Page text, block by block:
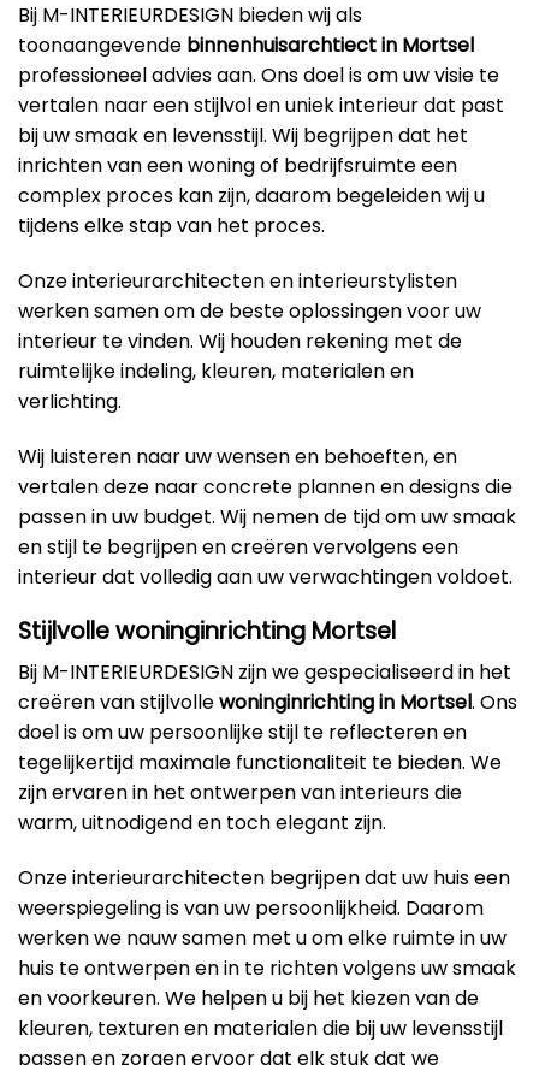
Bij M-INTERIEURDESIGN bieden wij als
toonaangevende binnenhuisarchtiect in Mortsel
professioneel advies aan. Ons doel is om uw visie te
vertalen naar een stijlvol en uniek interieur dat past
bij uw smaak en levensstijl. Wij begrijpen dat het
inrichten van een woning of bedrijfsruimte een
complex proces kan zijn, daarom begeleiden wij u
tijdens elke stap van het proces.
Onze interieurarchitecten en interieurstylisten
werken samen om de beste oplossingen voor uw
interieur te vinden. Wij houden rekening met de
ruimtelijke indeling, kleuren, materialen en
verlichting.
Wij luisteren naar uw wensen en behoeften, en
vertalen deze naar concrete plannen en designs die
passen in uw budget. Wij nemen de tijd om uw smaak
en stijl te begrijpen en creëren vervolgens een
interieur dat volledig aan uw verwachtingen voldoet.
Stijlvolle woninginrichting Mortsel
Bij M-INTERIEURDESIGN zijn we gespecialiseerd in het
creëren van stijlvollewoninginrichting in Mortsel. Ons
doel is om uw persoonlijke stijl te reflecteren en
tegelijkertijd maximale functionaliteit te bieden. We
zijn ervaren in het ontwerpen van interieurs die
warm, uitnodigend en toch elegant zijn.
Onze interieurarchitecten begrijpen dat uw huis een
weerspiegeling is van uw persoonlijkheid. Daarom
werken we nauw samen met u om elke ruimte in uw
huis te ontwerpen en in te richten volgens uw smaak
en voorkeuren. We helpen u bij het kiezen van de
kleuren, texturen en materialen die bij uw levensstijl
passen en zorgen ervoor dat elk stuk dat we